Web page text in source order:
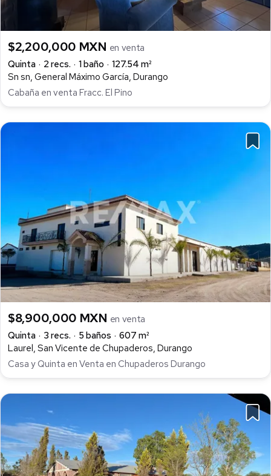
$2,200,000 MXN en venta
Quinta
2 recs. 1 baño
127.54 m²
Sn sn, General Máximo García, Durango
Cabaña en venta Fracc. El Pino
$8,900,000 MXN en venta
Quinta
3 recs. 5 baños
607 m²
Laurel, San Vicente de Chupaderos, Durango
Casa y Quinta en Venta en Chupaderos Durango